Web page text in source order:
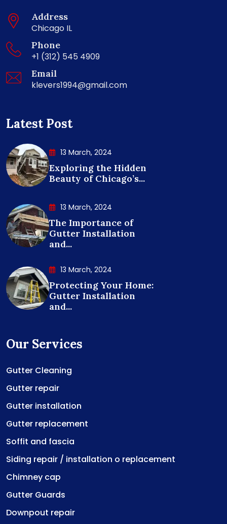
Address
Chicago IL
Phone
+1 (312) 545 4909
Email
klevers1994@gmail.com
Latest Post
13 March, 2024
Exploring the Hidden
Beauty of Chicago’s...
13 March, 2024
The Importance of
Gutter Installation
and...
13 March, 2024
Protecting Your Home:
Gutter Installation
and...
Our Services
Gutter Cleaning
Gutter repair
Gutter installation
Gutter replacement
Soffit and fascia
Siding repair / installation o replacement
Chimney cap
Gutter Guards
Downpout repair